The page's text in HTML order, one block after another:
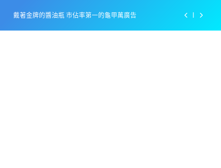
content
戴著金牌的醬油瓶 市佔率第一的龜甲萬廣告